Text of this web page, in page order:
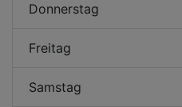
Donnerstag
Freitag
Samstag